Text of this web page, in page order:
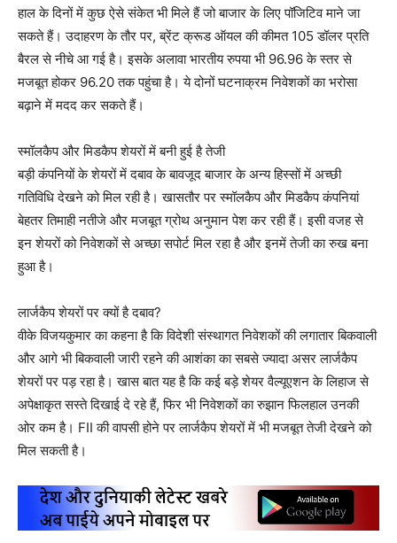
हाल के दिनों में कुछ ऐसे संकेत भी मिले हैं जो बाजार के लिए पॉजिटिव माने जा
सकते हैं। उदाहरण के तौर पर, ब्रेंट क्रूड ऑयल की कीमत 105 डॉलर प्रति
बैरल से नीचे आ गई है। इसके अलावा भारतीय रुपया भी 96.96 के स्तर से
मजबूत होकर 96.20 तक पहुंचा है। ये दोनों घटनाक्रम निवेशकों का भरोसा
बढ़ाने में मदद कर सकते हैं।
स्मॉलकैप और मिडकैप शेयरों में बनी हुई है तेजी
बड़ी कंपनियों के शेयरों में दबाव के बावजूद बाजार के अन्य हिस्सों में अच्छी
गतिविधि देखने को मिल रही है। खासतौर पर स्मॉलकैप और मिडकैप कंपनियां
बेहतर तिमाही नतीजे और मजबूत ग्रोथ अनुमान पेश कर रही हैं। इसी वजह से
इन शेयरों को निवेशकों से अच्छा सपोर्ट मिल रहा है और इनमें तेजी का रुख बना
हुआ है।
लार्जकैप शेयरों पर क्यों है दबाव?
वीके विजयकुमार का कहना है कि विदेशी संस्थागत निवेशकों की लगातार बिकवाली
और आगे भी बिकवाली जारी रहने की आशंका का सबसे ज्यादा असर लार्जकैप
शेयरों पर पड़ रहा है। खास बात यह है कि कई बड़े शेयर वैल्यूएशन के लिहाज से
अपेक्षाकृत सस्ते दिखाई दे रहे हैं, फिर भी निवेशकों का रुझान फिलहाल उनकी
ओर कम है। FII की वापसी होने पर लार्जकैप शेयरों में भी मजबूत तेजी देखने को
मिल सकती है।